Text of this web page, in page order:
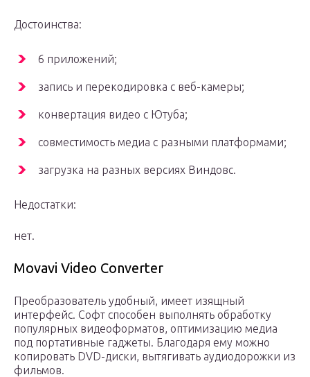
Достоинства:
6 приложений;
запись и перекодировка с веб-камеры;
конвертация видео с Ютуба;
совместимость медиа с разными платформами;
загрузка на разных версиях Виндовс.
Недостатки:
нет.
Movavi Video Converter
Преобразователь удобный, имеет изящный
интерфейс. Софт способен выполнять обработку
популярных видеоформатов, оптимизацию медиа
под портативные гаджеты. Благодаря ему можно
копировать DVD-диски, вытягивать аудиодорожки из
фильмов.